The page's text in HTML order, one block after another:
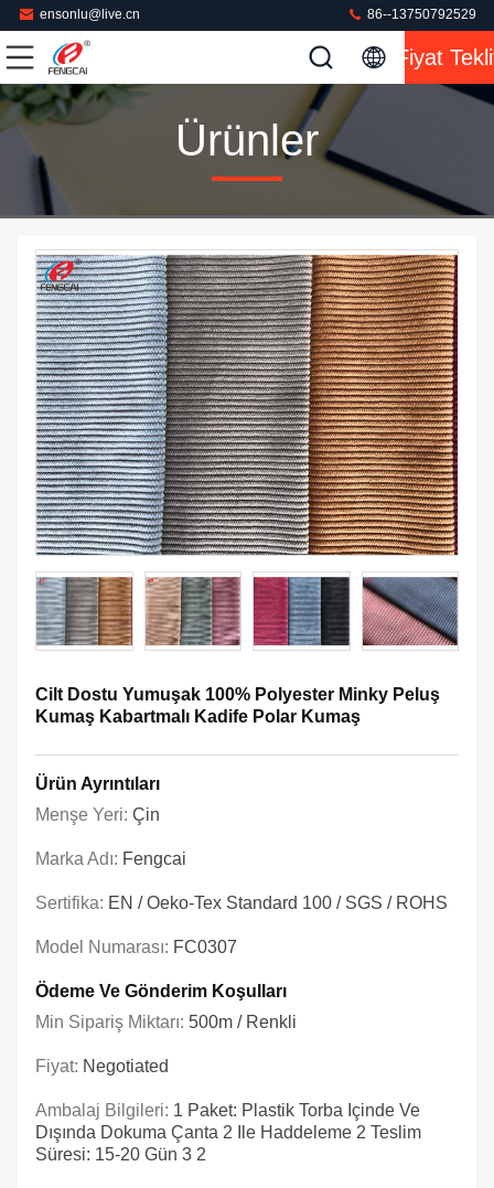
ensonlu@live.cn 86--13750792529
Fiyat
Ürünler
Cilt Dostu Yumuşak 100% Polyester Minky Peluş
Kumaş Kabartmalı Kadife Polar Kumaş
Ürün Ayrıntıları
Menşe Yeri: Çin
Marka Adı: Fengcai
Sertifika: EN / Oeko-Tex Standard 100 / SGS / ROHS
Model Numarası: FC0307
Ödeme Ve Gönderim Koşulları
Min Sipariş Miktarı: 500m / Renkli
Fiyat: Negotiated
Ambalaj Bilgileri: 1 Paket: Plastik Torba Içinde Ve
Dışında Dokuma Çanta 2 Ile Haddeleme 2 Teslim
Süresi: 15-20 Gün 3 2